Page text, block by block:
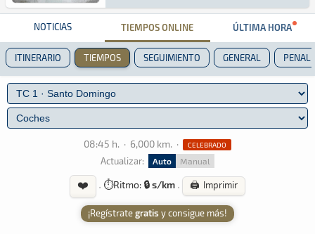
GALERÍAS
TIENDA
ARCHIVO
NOTICIAS TIEMPOS ONLINE ÚLTIMA HORA
ITINERARIO TIEMPOS SEGUIMIENTO GENERAL
08:45 h. · 6,000 km. · CELEBRADO
Actualizar: Auto Manual
❤️ · ⏱️Ritmo: 🔒 s/km · 🖨️ Imprimir
¡Regístrategratis y consigue más!